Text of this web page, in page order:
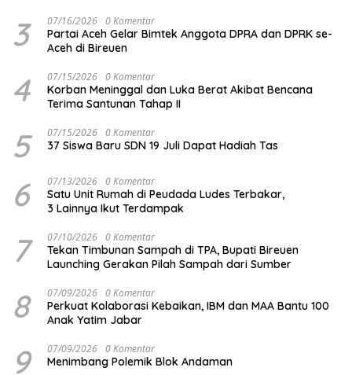
3 07/16/2026 0 Komentar
Partai Aceh Gelar Bimtek Anggota DPRA dan DPRK se-
Aceh di Bireuen
4 07/15/2026 0 Komentar
Korban Meninggal dan Luka Berat Akibat Bencana
Terima Santunan Tahap II
5 07/15/2026 0 Komentar
37 Siswa Baru SDN 19 Juli Dapat Hadiah Tas
6 07/13/2026 0 Komentar
Satu Unit Rumah di Peudada Ludes Terbakar,
3 Lainnya Ikut Terdampak
7 07/10/2026 0 Komentar
Tekan Timbunan Sampah di TPA, Bupati Bireuen
Launching Gerakan Pilah Sampah dari Sumber
8 07/09/2026 0 Komentar
Perkuat Kolaborasi Kebaikan, IBM dan MAA Bantu 100
Anak Yatim Jabar
9 07/09/2026 0 Komentar
Menimbang Polemik Blok Andaman